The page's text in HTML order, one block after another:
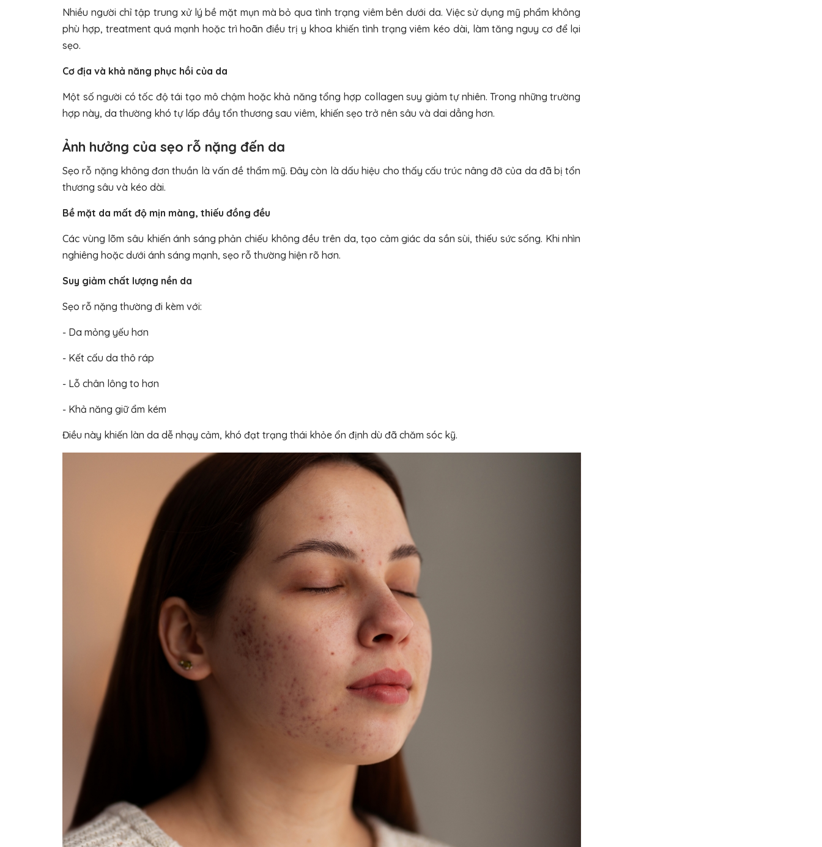
Nhiều người chỉ tập trung xử lý bề mặt mụn mà bỏ qua tình trạng viêm bên dưới da. Việc sử dụng mỹ phẩm không
phù hợp, treatment quá mạnh hoặc trì hoãn điều trị y khoa khiến tình trạng viêm kéo dài, làm tăng nguy cơ để lại
sẹo.
Cơ địa và khả năng phục hồi của da
Một số người có tốc độ tái tạo mô chậm hoặc khả năng tổng hợp collagen suy giảm tự nhiên. Trong những trường
hợp này, da thường khó tự lấp đầy tổn thương sau viêm, khiến sẹo trở nên sâu và dai dẳng hơn.
Ảnh hưởng của sẹo rỗ nặng đến da
Sẹo rỗ nặng không đơn thuần là vấn đề thẩm mỹ. Đây còn là dấu hiệu cho thấy cấu trúc nâng đỡ của da đã bị tổn
thương sâu và kéo dài.
Bề mặt da mất độ mịn màng, thiếu đồng đều
Các vùng lõm sâu khiến ánh sáng phản chiếu không đều trên da, tạo cảm giác da sần sùi, thiếu sức sống. Khi nhìn
nghiêng hoặc dưới ánh sáng mạnh, sẹo rỗ thường hiện rõ hơn.
Suy giảm chất lượng nền da
Sẹo rỗ nặng thường đi kèm với:
- Da mỏng yếu hơn
- Kết cấu da thô ráp
- Lỗ chân lông to hơn
- Khả năng giữ ẩm kém
Điều này khiến làn da dễ nhạy cảm, khó đạt trạng thái khỏe ổn định dù đã chăm sóc kỹ.